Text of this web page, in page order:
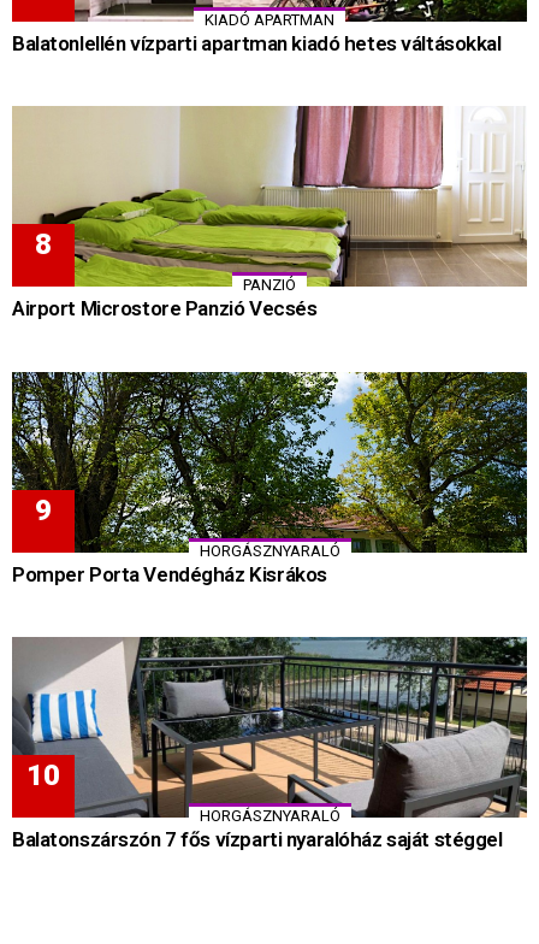
KIADÓ APARTMAN
Balatonlellén vízparti apartman kiadó hetes váltásokkal
PANZIÓ
Airport Microstore Panzió Vecsés
HORGÁSZNYARALÓ
Pomper Porta Vendégház Kisrákos
HORGÁSZNYARALÓ
Balatonszárszón 7 fős vízparti nyaralóház saját stéggel